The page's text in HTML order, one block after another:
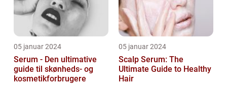
05 januar 2024
Serum - Den ultimative
guide til skønheds- og
kosmetikforbrugere
05 januar 2024
Scalp Serum: The
Ultimate Guide to Healthy
Hair